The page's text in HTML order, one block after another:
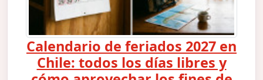
Calendario de feriados 2027 en
Chile: todos los días libres y